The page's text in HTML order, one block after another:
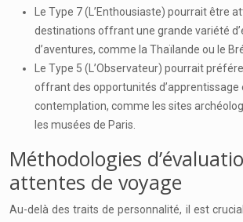
Le Type 7 (L’Enthousiaste) pourrait être
destinations offrant une grande variété
d’aventures, comme la Thaïlande ou le
Le Type 5 (L’Observateur) pourrait
offrant des opportunités d’apprentissage
contemplation, comme les sites
les musées de Paris.
Méthodologies
attentes de voyage
Au-delà des traits de personnalité, il est